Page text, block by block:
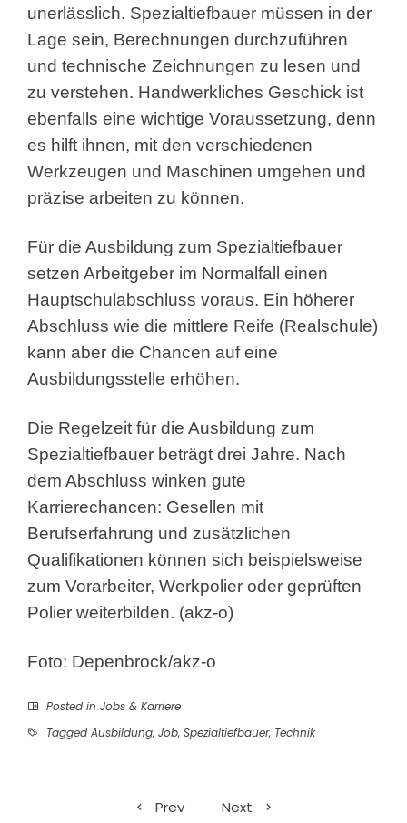
unerlässlich. Spezialtiefbauer müssen in der
Lage sein, Berechnungen durchzuführen
und technische Zeichnungen zu lesen und
zu verstehen. Handwerkliches Geschick ist
ebenfalls eine wichtige Voraussetzung, denn
es hilft ihnen, mit den verschiedenen
Werkzeugen und Maschinen umgehen und
präzise arbeiten zu können.
Für die Ausbildung zum Spezialtiefbauer
setzen Arbeitgeber im Normalfall einen
Hauptschulabschluss voraus. Ein höherer
Abschluss wie die mittlere Reife (Realschule)
kann aber die Chancen auf eine
Ausbildungsstelle erhöhen.
Die Regelzeit für die Ausbildung zum
Spezialtiefbauer beträgt drei Jahre. Nach
dem Abschluss winken gute
Karrierechancen: Gesellen mit
Berufserfahrung und zusätzlichen
Qualifikationen können sich beispielsweise
zum Vorarbeiter, Werkpolier oder geprüften
Polier weiterbilden. (akz-o)
Foto: Depenbrock/akz-o
Posted in Jobs & Karriere
Tagged Ausbildung, Job, Spezialtiefbauer, Technik
Prev
Next